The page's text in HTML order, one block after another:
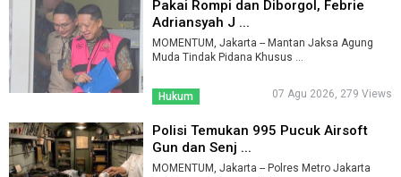
Pakai Rompi dan Diborgol, Febrie
Adriansyah J ...
MOMENTUM, Jakarta -- Mantan Jaksa Agung
Muda Tindak Pidana Khusus ...
Hukum 07 Agu 2026, 279 Views
Polisi Temukan 995 Pucuk Airsoft
Gun dan Senj ...
MOMENTUM, Jakarta -- Polres Metro Jakarta